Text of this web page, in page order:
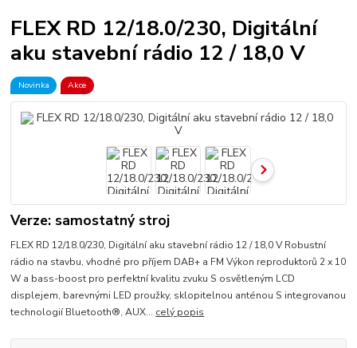
FLEX RD 12/18.0/230, Digitální
aku stavební rádio 12 / 18,0 V
Novinka Akce
Verze: samostatný stroj
FLEX RD 12/18.0/230, Digitální aku stavební rádio 12 / 18,0 V Robustní
rádio na stavbu, vhodné pro příjem DAB+ a FM Výkon reproduktorů 2 x 10
W a bass-boost pro perfektní kvalitu zvuku S osvětleným LCD
displejem, barevnými LED proužky, sklopitelnou anténou S integrovanou
technologií Bluetooth®, AUX... celý popis